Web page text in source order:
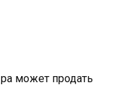
может продать